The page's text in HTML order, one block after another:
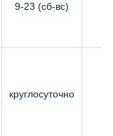
9-23 (сб-вс)
круглосуточно